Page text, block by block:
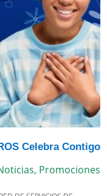
Celebra Contigo
, Promociones